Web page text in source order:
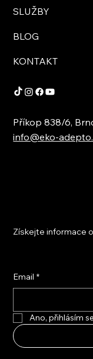
SLUŽBY
BLOG
KONTAKT
Příkop 838/6,
info@eko-
Získejte informace
Email *
Ano, přihlásím